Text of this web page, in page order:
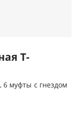
Т-
6 муфты с гнездом